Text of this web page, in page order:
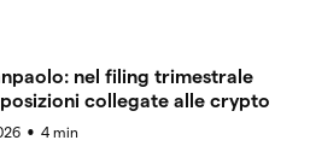
nel filing trimestrale
collegate alle crypto
● 4 min